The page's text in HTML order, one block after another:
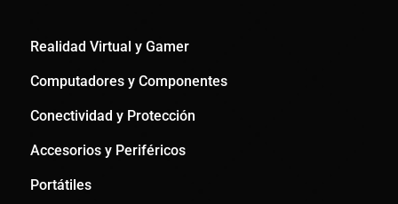
Realidad Virtual y Gamer
Computadores y Componentes
Conectividad y Protección
Accesorios y Periféricos
Portátiles